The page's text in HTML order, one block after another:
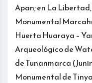
Apan; en La
Monumental
Huerta Huaraya –
Arqueológico de
de Tunanmarca
Monumental de